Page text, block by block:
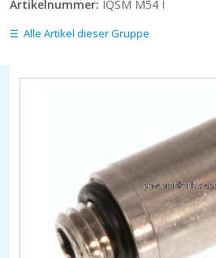
Artikelnummer: IQSM M54 I
Alle Artikel dieser Gruppe